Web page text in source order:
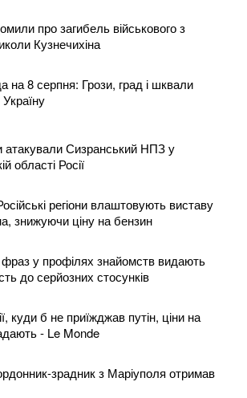
про загибель військового з
Кузнечихіна
на 8 серпня: Грози, град і шквали
атакували Сизранський НПЗ у
області Росії
регіони влаштовують виставу
знижуючи ціну на бензин
фраз у профілях знайомств видають
до серйозних стосунків
куди б не приїжджав путін, ціни на
- Le Monde
зрадник з Маріуполя отримав